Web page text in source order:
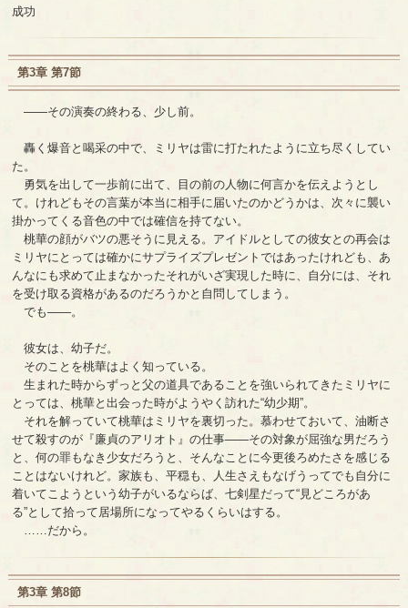
成功
第3章 第7節
――その演奏の終わる、少し前。
轟く爆音と喝采の中で、ミリヤは雷に打たれたように立ち尽くしてい
た。
勇気を出して一歩前に出て、目の前の人物に何言かを伝えようとし
て。けれどもその言葉が本当に相手に届いたのかどうかは、次々に襲い
掛かってくる音色の中では確信を持てない。
桃華の顔がバツの悪そうに見える。アイドルとしての彼女との再会は
ミリヤにとっては確かにサプライズプレゼントではあったけれども、あ
んなにも求めて止まなかったそれがいざ実現した時に、自分には、それ
を受け取る資格があるのだろうかと自問してしまう。
でも――。
彼女は、幼子だ。
そのことを桃華はよく知っている。
生まれた時からずっと父の道具であることを強いられてきたミリヤに
とっては、桃華と出会った時がようやく訪れた“幼少期”。
それを解っていて桃華はミリヤを裏切った。慕わせておいて、油断さ
せて殺すのが『廉貞のアリオト』の仕事――その対象が屈強な男だろう
と、何の罪もなき少女だろうと、そんなことに今更後ろめたさを感じる
ことはないけれど。家族も、平穏も、人生さえもなげうってでも自分に
着いてこようという幼子がいるならば、七剣星だって“見どころがあ
る”として拾って居場所になってやるくらいはする。
……だから。
第3章 第8節